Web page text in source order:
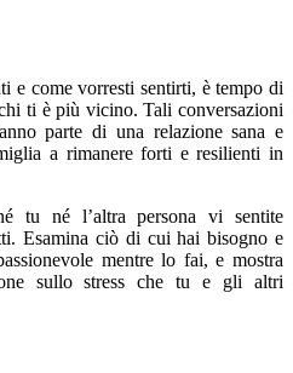
e come vorresti sentirti, è tempo di
ti è più vicino. Tali conversazioni
parte di una relazione sana e
a rimanere forti e resilienti in
tu né l’altra persona vi sentite
Esamina ciò di cui hai bisogno e
mentre lo fai, e mostra
sullo stress che tu e gli altri